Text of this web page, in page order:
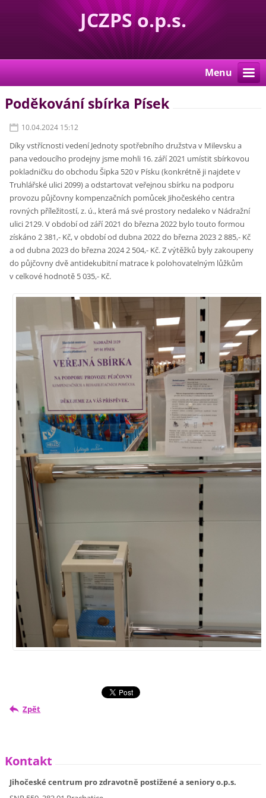
JCZPS o.p.s.
Menu
Poděkování sbírka Písek
10.04.2024 15:12
Díky vstřícnosti vedení Jednoty spotřebního družstva v Milevsku a
pana vedoucího prodejny jsme mohli 16. září 2021 umístit sbírkovou
pokladničku do obchodu Šipka 520 v Písku (konkrétně ji najdete v
Truhlářské ulici 2099) a odstartovat veřejnou sbírku na podporu
provozu půjčovny kompenzačních pomůcek Jihočeského centra
rovných příležitostí, z. ú., která má své prostory nedaleko v Nádražní
ulici 2129. V období od září 2021 do března 2022 bylo touto formou
získáno 2 381,- Kč, v období od dubna 2022 do března 2023 2 885,- Kč
a od dubna 2023 do března 2024 2 504,- Kč. Z výtěžků byly zakoupeny
do půjčovny dvě antidekubitní matrace k polohovatelným lůžkům
v celkové hodnotě 5 035,- Kč.
Zpět
Kontakt
Jihočeské centrum pro zdravotně postižené a seniory o.p.s.